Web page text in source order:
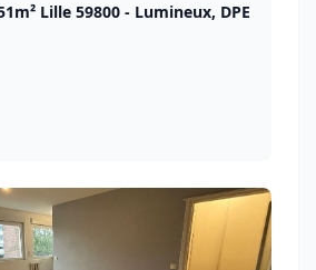
Lille 59800 - Lumineux, DPE